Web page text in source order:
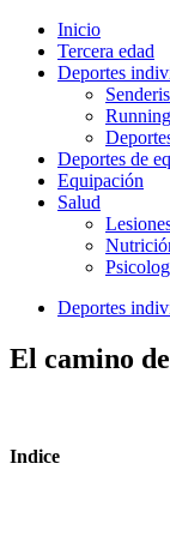
Inicio
Tercera edad
Deportes
Running
Deportes de
Equipación
Salud
Deportes
El camino
Indice